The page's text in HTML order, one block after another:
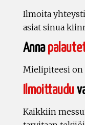
Ilmoita
asiat sinua
Anna
Mielipiteesi on
Ilmoittaudu
Kaikkiin